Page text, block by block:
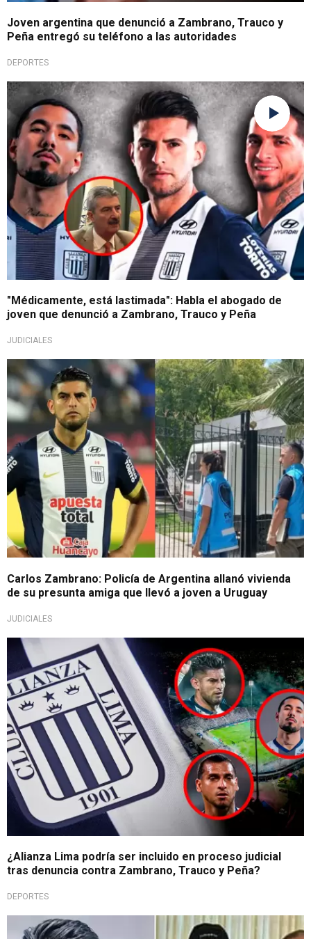
Joven argentina que denunció a Zambrano, Trauco y
Peña entregó su teléfono a las autoridades
DEPORTES
No quedó bien
"Médicamente, está lastimada": Habla el abogado de
joven que denunció a Zambrano, Trauco y Peña
JUDICIALES
Sigue la investigación
Carlos Zambrano: Policía de Argentina allanó vivienda
de su presunta amiga que llevó a joven a Uruguay
JUDICIALES
Responsabilidad institucional
¿Alianza Lima podría ser incluido en proceso judicial
tras denuncia contra Zambrano, Trauco y Peña?
DEPORTES
Rompe su silencio